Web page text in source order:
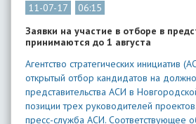
11-07-17
06:15
Заявки на участие в отборе в
принимаются до 1 августа
Агентство стратегических инициатив
открытый отбор кандидатов на
представительства АСИ в
позиции трех руководителей
пресс-служба АСИ. Соответствующее